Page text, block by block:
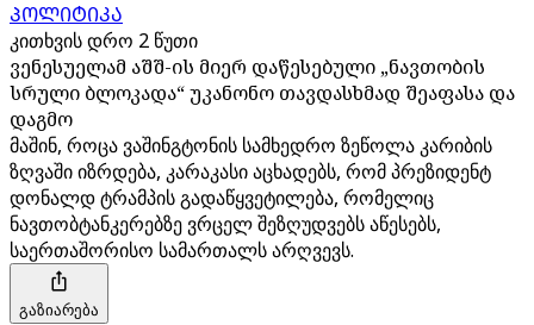
ᲞᲝᲚᲘᲢᲘᲙᲐ
კითხვის დრო 2 წუთი
ვენესუელამ აშშ-ის მიერ დაწესებული „ნავთობის
სრული ბლოკადა“ უკანონო თავდასხმად შეაფასა და
დაგმო
მაშინ, როცა ვაშინგტონის სამხედრო ზეწოლა კარიბის
ზღვაში იზრდება, კარაკასი აცხადებს, რომ პრეზიდენტ
დონალდ ტრამპის გადაწყვეტილება, რომელიც
ნავთობტანკერებზე ვრცელ შეზღუდვებს აწესებს,
საერთაშორისო სამართალს არღვევს.
გაზიარება